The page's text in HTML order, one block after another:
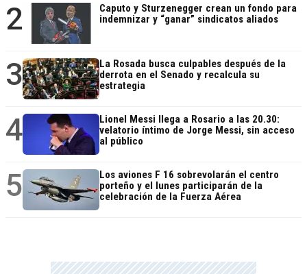
2
Caputo y Sturzenegger crean un fondo para
indemnizar y “ganar” sindicatos aliados
3
La Rosada busca culpables después de la
derrota en el Senado y recalcula su
estrategia
4
Lionel Messi llega a Rosario a las 20.30:
velatorio íntimo de Jorge Messi, sin acceso
al público
5
Los aviones F 16 sobrevolarán el centro
porteño y el lunes participarán de la
celebración de la Fuerza Aérea